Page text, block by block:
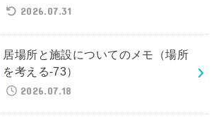
2026.07.31
居場所と施設についてのメモ（場所
を考える-73）
2026.07.18